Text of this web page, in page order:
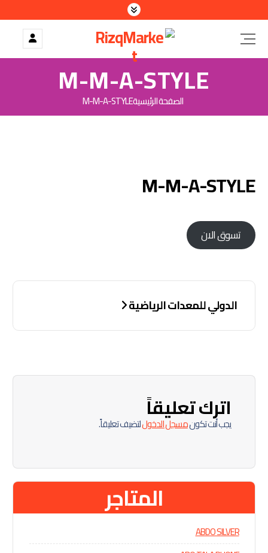
ل
و
ا
M-M-A-STYLE
الصفحة الرئيسيةM-M-A-STYLE
M-M-A-STYLE
تسوق الان
ت
فّ
ا
ق
ا
ل
الدولي للمعدات الرياضية
اترك تعليقاً
يجب أنت تكونمسجل الدخوللتضيف تعليقاً.
المتاجر
ABDO SILVER